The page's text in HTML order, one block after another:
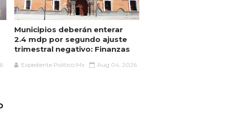
Municipios deberán enterar
2.4 mdp por segundo ajuste
trimestral negativo: Finanzas
Expediente Político.Mx Aug 04, 2026